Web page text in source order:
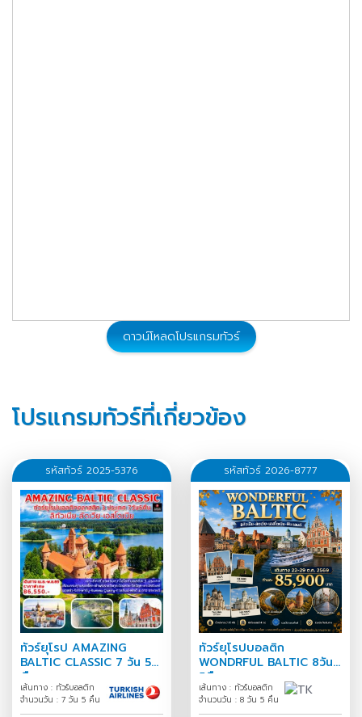
ดาวน์โหลดโปรแกรมทัวร์
โปรแกรมทัวร์ที่เกี่ยวข้อง
รหัสทัวร์ 2025-5376
ทัวร์ยุโรป AMAZING
BALTIC CLASSIC 7 วัน 5
คืน
เส้นทาง : ทัวร์บอลติก
จำนวนวัน : 7 วัน 5 คืน
รหัสทัวร์ 2026-8777
ทัวร์ยุโรปบอลติก
WONDRFUL BALTIC 8วัน
5คืน
เส้นทาง : ทัวร์บอลติก
จำนวนวัน : 8 วัน 5 คืน